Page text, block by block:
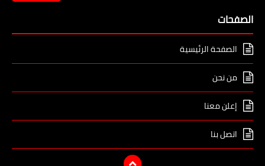
الصفحات
الصفحة الرئيسية
من نحن
إعلن معنا
اتصل بنا